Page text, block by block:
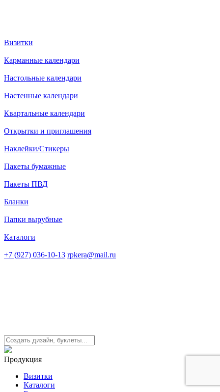
Визитки
Карманные календари
Настольные календари
Настенные календари
Квартальные календари
Открытки и приглашения
Наклейки/Стикеры
Пакеты бумажные
Пакеты ПВД
Бланки
Папки вырубные
Каталоги
+7 (927) 036-10-13 rpkera@mail.ru
Продукция
Визитки
Каталоги